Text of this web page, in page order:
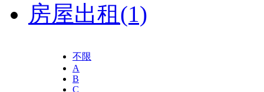
房屋出租(1)
不限
A
B
C